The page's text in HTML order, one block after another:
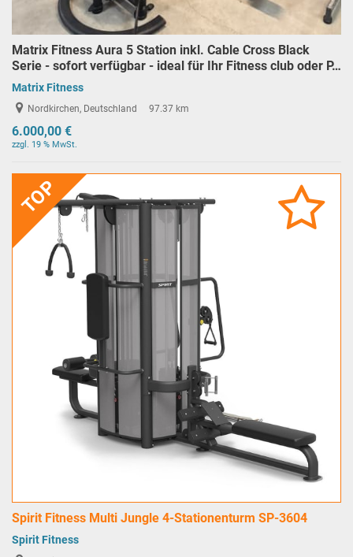
Matrix Fitness Aura 5 Station inkl. Cable Cross Black
Serie - sofort verfügbar - ideal für Ihr Fitness club oder P…
Matrix Fitness
Nordkirchen, Deutschland 97.37 km
6.000,00 €
zzgl. 19 % MwSt.
TOP
Spirit Fitness Multi Jungle 4-Stationenturm SP-3604
Spirit Fitness